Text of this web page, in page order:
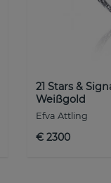
21 Stars &
Weißgold
Efva Attling
€ 2300